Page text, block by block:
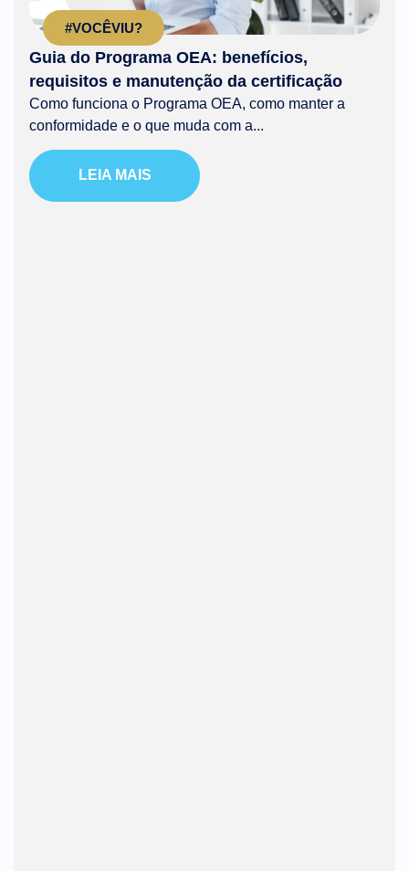
#VOCÊVIU?
Guia do Programa OEA: benefícios,
requisitos e manutenção da certificação
Como funciona o Programa OEA, como manter a
conformidade e o que muda com a...
LEIA MAIS